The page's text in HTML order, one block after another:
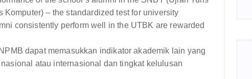
– the standardized test for university
consistently perform well in the UTBK are rewarded
dapat memasukkan indikator akademik lain yang
atau internasional dan tingkat kelulusan